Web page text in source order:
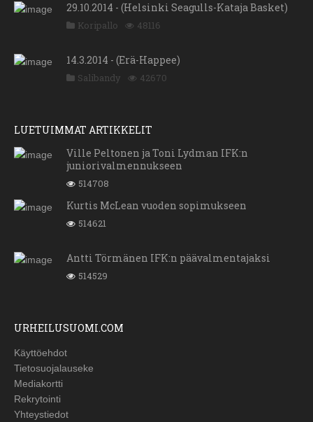
29.10.2014 - (Helsinki Seagulls-Kataja Basket)
Koripallo 48116
14.3.2014 - (Erä-Happee)
Salibandy 42670
LUETUIMMAT ARTIKKELIT
Ville Peltonen ja Toni Lydman IFK:n
juniorivalmennukseen
514708
Kurtis McLean vuoden sopimukseen
514621
Antti Törmänen IFK:n päävalmentajaksi
514529
URHEILUSUOMI.COM
Käyttöehdot
Tietosuojalauseke
Mediakortti
Rekrytointi
Yhteystiedot